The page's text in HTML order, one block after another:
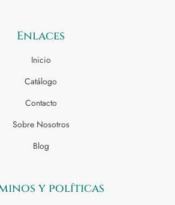
Enlaces
Inicio
Catálogo
Contacto
Sobre Nosotros
Blog
y políticas